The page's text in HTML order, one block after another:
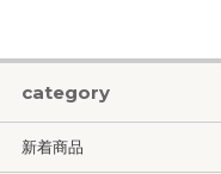
category
新着商品